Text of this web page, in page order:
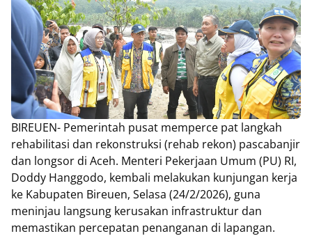
BIREUEN- Pemerintah pusat memperce pat langkah
rehabilitasi dan rekonstruksi (rehab rekon) pascabanjir
dan longsor di Aceh. Menteri Pekerjaan Umum (PU) RI,
Doddy Hanggodo, kembali melakukan kunjungan kerja
ke Kabupaten Bireuen, Selasa (24/2/2026), guna
meninjau langsung kerusakan infrastruktur dan
memastikan percepatan penanganan di lapangan.